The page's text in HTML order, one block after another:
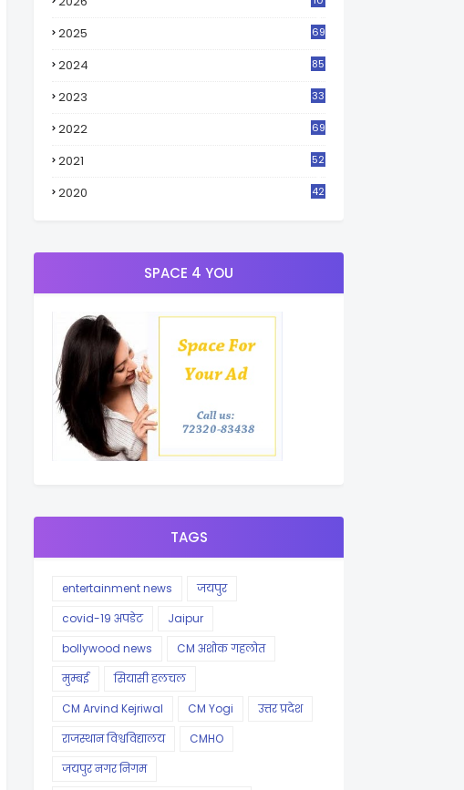
2025 69
2024 85
2023
33
2022 69
2021
52
2020
42
SPACE 4 YOU
TAGS
entertainment news
जयपुर
covid-19 अपडेट
Jaipur
bollywood news
CM अशोक गहलोत
मुम्बई
सियासी हलचल
CM Arvind Kejriwal
CM Yogi
उत्तर प्रदेश
राजस्थान विश्वविद्यालय
CMHO
जयपुर नगर निगम